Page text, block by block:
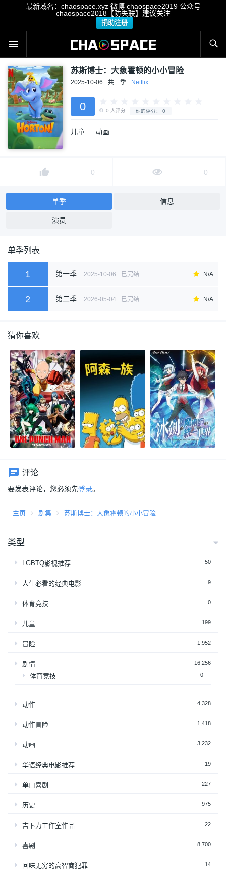
最新域名：chaospace.xyz 微博 chaospace2019 公众号
chaospace2018【防失联】建议关注
捐助注册
苏斯博士：大象霍顿的小小冒险
2025-10-06 共二季 Netflix
0
儿童 动画
0 0
单季 信息
演员
单季列表
1 第一季 2025-10-06 已完结 N/A
2 第二季 2026-05-04 已完结 N/A
猜你喜欢
评论
要发表评论，您必须先登录。
主页 剧集 苏斯博士：大象霍顿的小小冒险
类型
LGBTQ影视推荐 50
人生必看的经典电影 9
体育竞技 0
儿童 199
冒险 1,952
剧情 16,256
体育竞技 0
动作 4,328
动作冒险 1,418
动画 3,232
华语经典电影推荐 19
单口喜剧 227
历史 975
吉卜力工作室作品 22
喜剧 8,700
回味无穷的高智商犯罪 14